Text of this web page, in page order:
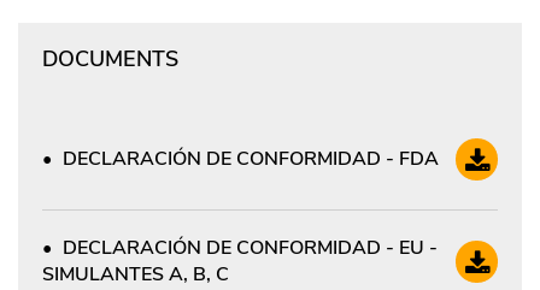
DOCUMENTS
DECLARACIÓN DE CONFORMIDAD - FDA
DECLARACIÓN DE CONFORMIDAD - EU -
SIMULANTES A, B, C